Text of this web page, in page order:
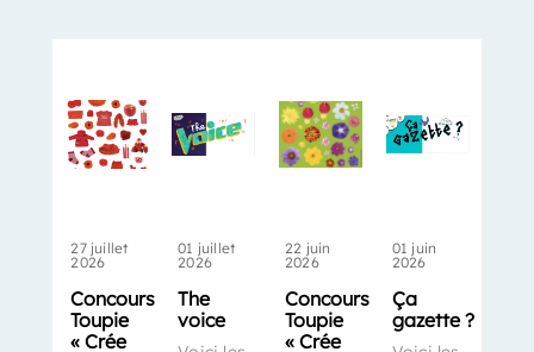
27 juillet
2026
Concours
Toupie
« Crée
01 juillet
2026
The
voice
22 juin
2026
Concours
Toupie
« Crée
01 juin
2026
Ça
gazette ?